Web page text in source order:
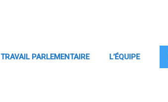
TRAVAIL PARLEMENTAIRE L’ÉQUIPE